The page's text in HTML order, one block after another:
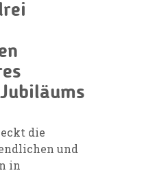
die
und
in